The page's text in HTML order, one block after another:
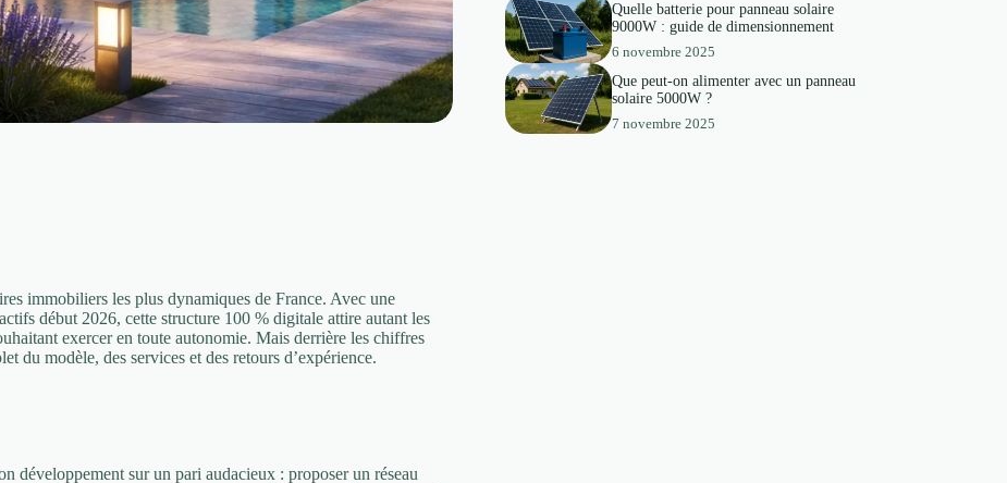
immobiliers les plus dynamiques de France. Avec une
début 2026, cette structure 100 % digitale attire autant les
exercer en toute autonomie. Mais derrière les chiffres
du modèle, des services et des retours d’expérience.
développement sur un pari audacieux : proposer un réseau
Quelle batterie pour panneau solaire
9000W : guide de dimensionnement
6 novembre 2025
Que peut-on alimenter avec un panneau
solaire 5000W ?
7 novembre 2025